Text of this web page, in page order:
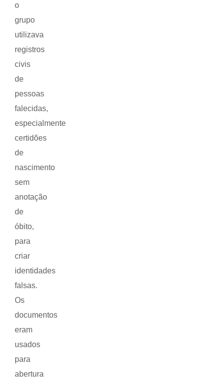
o
grupo
utilizava
registros
civis
de
pessoas
falecidas,
especialmente
certidões
de
nascimento
sem
anotação
de
óbito,
para
criar
identidades
falsas.
Os
documentos
eram
usados
para
abertura